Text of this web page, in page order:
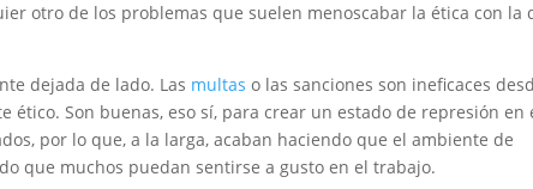
otro de los problemas que suelen menoscabar la ética con la
dejada de lado. Las multas o las sanciones son ineficaces
Son buenas, eso sí, para crear un estado de represión en
por lo que, a la larga, acaban haciendo que el ambiente de
que muchos puedan sentirse a gusto en el trabajo.